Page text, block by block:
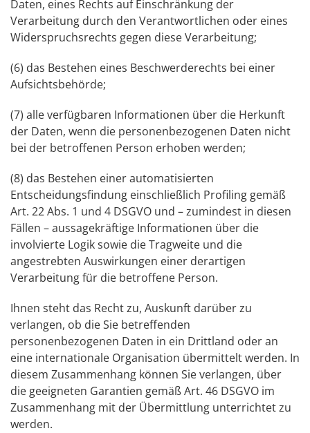
Daten, eines Rechts auf Einschränkung der
Verarbeitung durch den Verantwortlichen oder eines
Widerspruchsrechts gegen diese Verarbeitung;
(6) das Bestehen eines Beschwerderechts bei einer
Aufsichtsbehörde;
(7) alle verfügbaren Informationen über die Herkunft
der Daten, wenn die personenbezogenen Daten nicht
bei der betroffenen Person erhoben werden;
(8) das Bestehen einer automatisierten
Entscheidungsfindung einschließlich Profiling gemäß
Art. 22 Abs. 1 und 4 DSGVO und – zumindest in diesen
Fällen – aussagekräftige Informationen über die
involvierte Logik sowie die Tragweite und die
angestrebten Auswirkungen einer derartigen
Verarbeitung für die betroffene Person.
Ihnen steht das Recht zu, Auskunft darüber zu
verlangen, ob die Sie betreffenden
personenbezogenen Daten in ein Drittland oder an
eine internationale Organisation übermittelt werden. In
diesem Zusammenhang können Sie verlangen, über
die geeigneten Garantien gemäß Art. 46 DSGVO im
Zusammenhang mit der Übermittlung unterrichtet zu
werden.